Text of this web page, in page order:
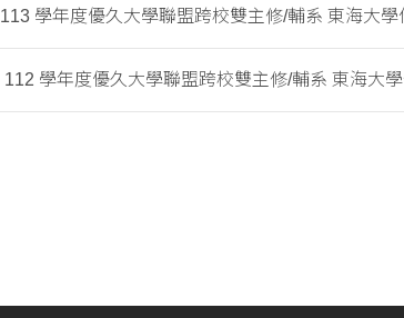
113 學年度優久大學聯盟跨校雙主修/輔系 東海大
112 學年度優久大學聯盟跨校雙主修/輔系 東海大